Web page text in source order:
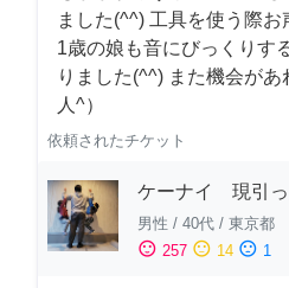
ました(^^) 工具を使う際お
1歳の娘も音にびっくりす
りました(^^) また機会が
人^）
依頼されたチケット
ケーナイ 現引っ
男性 / 40代 / 東京都
sentiment_satisfied 257 sentiment_neutral 14 sentiment_dissatisfied 1